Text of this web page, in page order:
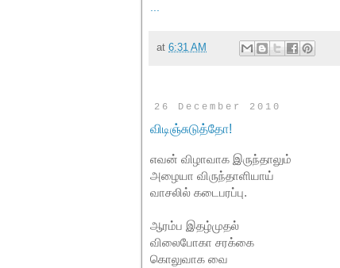
...
at 6:31 AM
26 December 2010
விடிஞ்சுடுத்தோ!
எவன் விழாவாக இருந்தாலும்
அழையா விருந்தாளியாய்
வாசலில் கடைபரப்பு.
ஆரம்ப இதழ்முதல்
விலைபோகா சரக்கை
கொலுவாக வை